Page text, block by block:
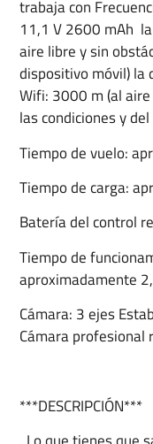
trabaja con
11,1 V 2600 mAh
aire libre y sin
dispositivo móvil) la
Wifi: 3000 m (al
las condiciones y
Tiempo de vuelo:
Tiempo de carga:
Batería del control
Tiempo de
aproximadamente
Cámara: 3 ejes
Cámara profesional
***DESCRIPCIÓN***